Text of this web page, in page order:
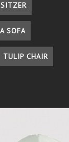
SOFA
TULIP CHAIR